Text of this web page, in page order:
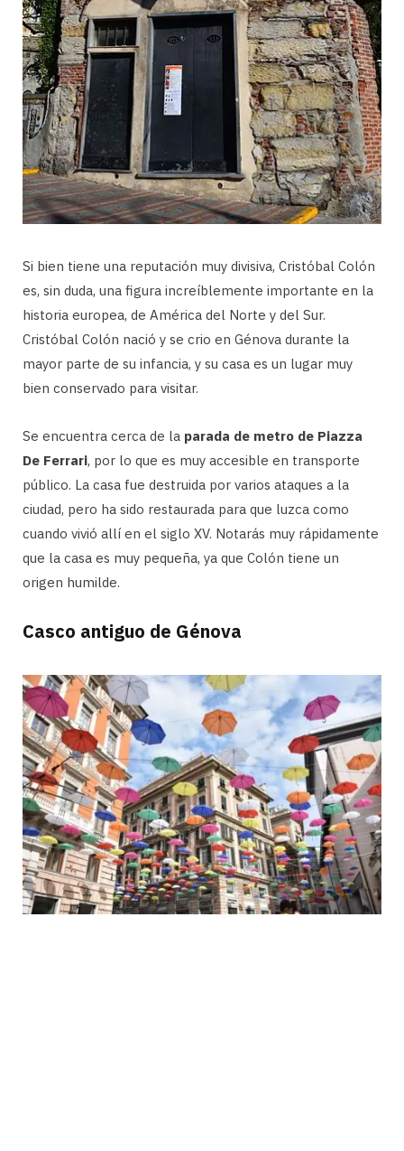
Si bien tiene una reputación muy divisiva, Cristóbal Colón
es, sin duda, una figura increíblemente importante en la
historia europea, de América del Norte y del Sur.
Cristóbal Colón nació y se crio en Génova durante la
mayor parte de su infancia, y su casa es un lugar muy
bien conservado para visitar.
Se encuentra cerca de la parada de metro de Piazza
De Ferrari, por lo que es muy accesible en transporte
público. La casa fue destruida por varios ataques a la
ciudad, pero ha sido restaurada para que luzca como
cuando vivió allí en el siglo XV. Notarás muy rápidamente
que la casa es muy pequeña, ya que Colón tiene un
origen humilde.
Casco antiguo de Génova